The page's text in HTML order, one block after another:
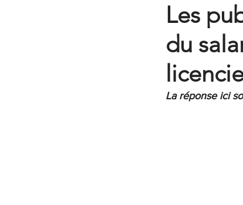
SASD CHANTELLE RETAIL
Les
du
La réponse ici